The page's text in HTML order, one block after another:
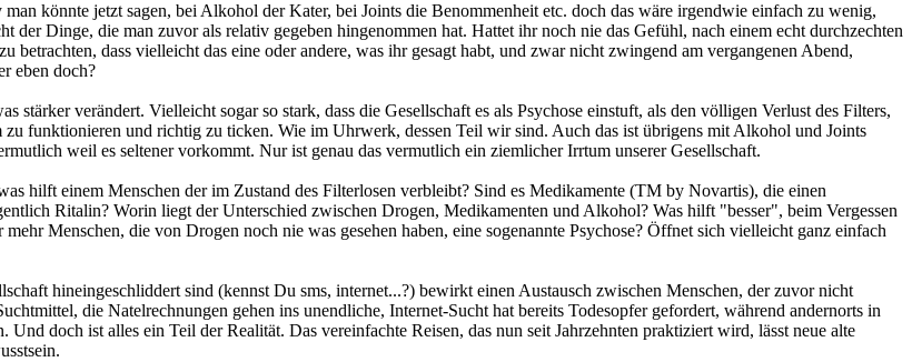
könnte jetzt sagen, bei Alkohol der Kater, bei Joints die Benommenheit etc. doch das wäre irgendwie einfach zu wenig,
Dinge, die man zuvor als relativ gegeben hingenommen hat. Hattet ihr noch nie das Gefühl, nach einem echt durchzechten
betrachten, dass vielleicht das eine oder andere, was ihr gesagt habt, und zwar nicht zwingend am vergangenen Abend,
eben doch?
verändert. Vielleicht sogar so stark, dass die Gesellschaft es als Psychose einstuft, als den völligen Verlust des Filters,
funktionieren und richtig zu ticken. Wie im Uhrwerk, dessen Teil wir sind. Auch das ist übrigens mit Alkohol und Joints
weil es seltener vorkommt. Nur ist genau das vermutlich ein ziemlicher Irrtum unserer Gesellschaft.
hilft einem Menschen der im Zustand des Filterlosen verbleibt? Sind es Medikamente (TM by Novartis), die einen
Ritalin? Worin liegt der Unterschied zwischen Drogen, Medikamenten und Alkohol? Was hilft "besser", beim Vergessen
Menschen, die von Drogen noch nie was gesehen haben, eine sogenannte Psychose? Öffnet sich vielleicht ganz einfach
hineingeschliddert sind (kennst Du sms, internet...?) bewirkt einen Austausch zwischen Menschen, der zuvor nicht
die Natelrechnungen gehen ins unendliche, Internet-Sucht hat bereits Todesopfer gefordert, während andernorts in
doch ist alles ein Teil der Realität. Das vereinfachte Reisen, das nun seit Jahrzehnten praktiziert wird, lässt neue alte